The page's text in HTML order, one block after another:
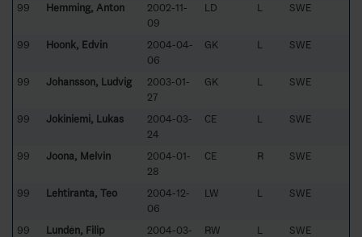
99 Hemming, Anton
2002-11-
09
LD L SWE
99 Hoonk, Edvin
2004-04-
06
GK L SWE
99 Johansson, Ludvig
2003-01-
27
GK L SWE
99 Jokiniemi, Lukas
2004-03-
24
CE L SWE
99 Joona, Melvin
2004-01-
28
CE R SWE
99 Lehtiranta, Teo
2004-12-
06
LW L SWE
99 Lundén, Filip
2004-03-
RW L SWE